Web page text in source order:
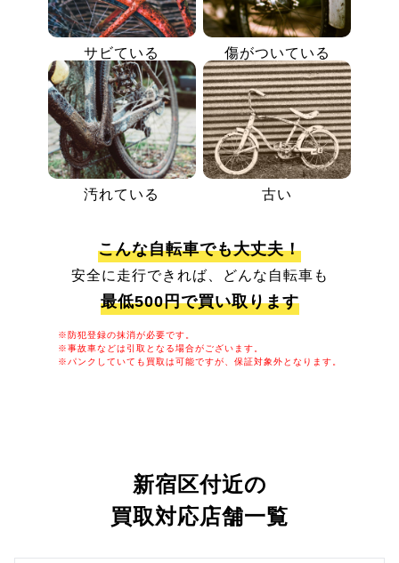
サビている 傷がついている
汚れている 古い
こんな自転車でも大丈夫！
安全に走行できれば、どんな自転車も
最低500円で買い取ります
※防犯登録の抹消が必要です。
※事故車などは引取となる場合がございます。
※パンクしていても買取は可能ですが、保証対象外となります。
新宿区付近の
買取対応店舗一覧